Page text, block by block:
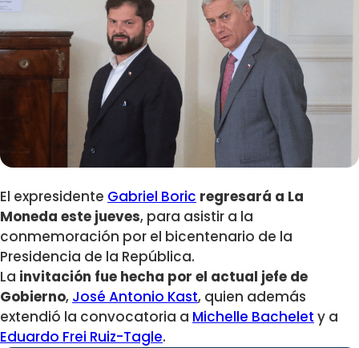
El expresidente Gabriel Boric regresará a La
Moneda este jueves, para asistir a la
conmemoración por el bicentenario de la
Presidencia de la República.
La invitación fue hecha por el actual jefe de
Gobierno, José Antonio Kast, quien además
extendió la convocatoria a Michelle Bachelet y a
Eduardo Frei Ruiz-Tagle.